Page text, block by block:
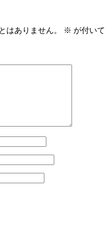
はありません。 ※ が付いて